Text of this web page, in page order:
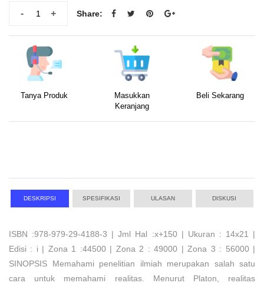
+
- Share:
Tanya Produk
Masukkan
Keranjang
Beli Sekarang
DESKRIPSI SPESIFIKASI ULASAN DISKUSI
ISBN :978-979-29-4188-3 | Jml Hal :x+150 | Ukuran : 14x21 |
Edisi : i | Zona 1 :44500 | Zona 2 : 49000 | Zona 3 : 56000 |
SINOPSIS Memahami penelitian ilmiah merupakan salah satu
cara untuk memahami realitas. Menurut Platon, realitas